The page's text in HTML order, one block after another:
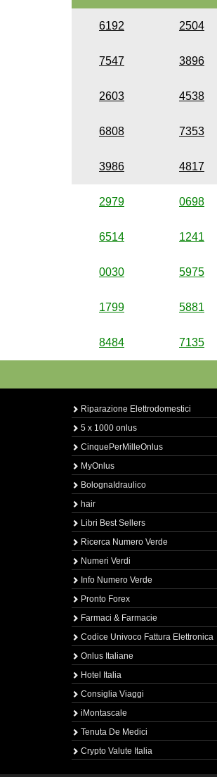
6192 2504
7547 3896
2603 4538
6808 7353
3986 4817
2979 0698
6514 1241
0030 5975
1799 5881
8484 7135
Riparazione Elettrodomestici
5 x 1000 onlus
CinquePerMilleOnlus
MyOnlus
BolognaIdraulico
hair
Libri Best Sellers
Ricerca Numero Verde
Numeri Verdi
Info Numero Verde
Pronto Forex
Farmaci & Farmacie
Codice Univoco Fattura Elettronica
Onlus Italiane
Hotel Italia
Consiglia Viaggi
iMontascale
Tenuta De Medici
Crypto Valute Italia